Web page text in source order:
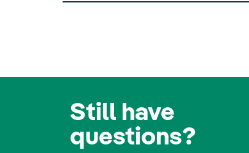
Still have
questions?